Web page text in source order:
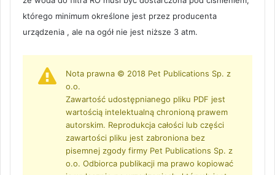
którego minimum określone jest przez producenta
urządzenia , ale na ogół nie jest niższe 3 atm.
Nota prawna © 2018 Pet Publications Sp. z
o.o.
Zawartość udostępnianego pliku PDF jest
wartością intelektualną chronioną prawem
autorskim. Reprodukcja całości lub części
zawartości pliku jest zabroniona bez
pisemnej zgody firmy Pet Publications Sp. z
o.o. Odbiorca publikacji ma prawo kopiować